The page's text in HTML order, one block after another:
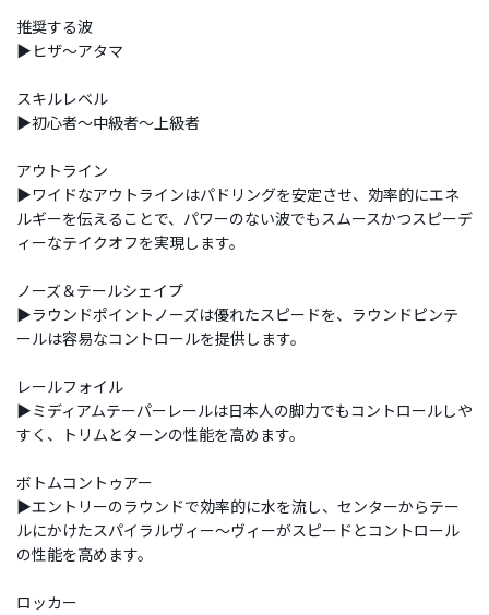
推奨する波
▶ヒザ～アタマ
スキルレベル
▶初心者～中級者～上級者
アウトライン
▶ワイドなアウトラインはパドリングを安定させ、効率的にエネ
ルギーを伝えることで、パワーのない波でもスムースかつスピーデ
ィーなテイクオフを実現します。
ノーズ＆テールシェイプ
▶ラウンドポイントノーズは優れたスピードを、ラウンドピンテ
ールは容易なコントロールを提供します。
レールフォイル
▶ミディアムテーパーレールは日本人の脚力でもコントロールしや
すく、トリムとターンの性能を高めます。
ボトムコントゥアー
▶エントリーのラウンドで効率的に水を流し、センターからテー
ルにかけたスパイラルヴィー～ヴィーがスピードとコントロール
の性能を高めます。
ロッカー